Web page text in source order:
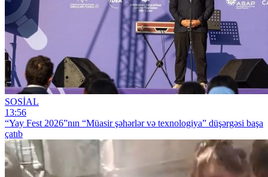
SOSİAL
13:56
“Yay Fest 2026”nın “Müasir şəhərlər və texnologiya” düşərgəsi başa
çatıb